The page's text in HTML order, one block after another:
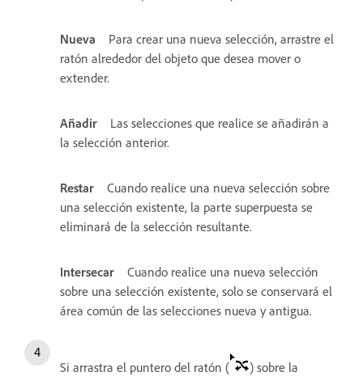
Nueva
Para crear una nueva selección, arrastre el
ratón alrededor del objeto que desea mover o
extender.
Añadir
Las selecciones que realice se añadirán a
la selección anterior.
Restar
Cuando realice una nueva selección sobre
una selección existente, la parte superpuesta se
eliminará de la selección resultante.
Intersecar
Cuando realice una nueva selección
sobre una selección existente, solo se conservará el
área común de las selecciones nueva y antigua.
Si arrastra el puntero del ratón (
) sobre la